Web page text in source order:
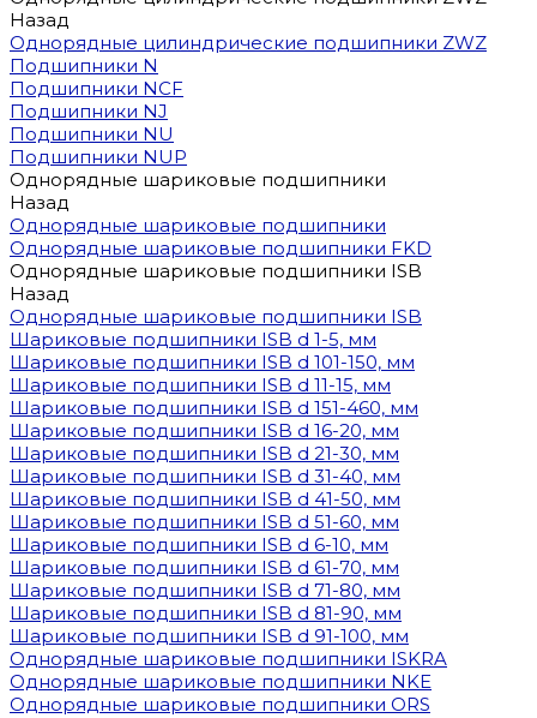
Назад
Однорядные цилиндрические подшипники ZWZ
Подшипники N
Подшипники NCF
Подшипники NJ
Подшипники NU
Подшипники NUP
Однорядные шариковые подшипники
Назад
Однорядные шариковые подшипники
Однорядные шариковые подшипники FKD
Однорядные шариковые подшипники ISB
Назад
Однорядные шариковые подшипники ISB
Шариковые подшипники ISB d 1-5, мм
Шариковые подшипники ISB d 101-150, мм
Шариковые подшипники ISB d 11-15, мм
Шариковые подшипники ISB d 151-460, мм
Шариковые подшипники ISB d 16-20, мм
Шариковые подшипники ISB d 21-30, мм
Шариковые подшипники ISB d 31-40, мм
Шариковые подшипники ISB d 41-50, мм
Шариковые подшипники ISB d 51-60, мм
Шариковые подшипники ISB d 6-10, мм
Шариковые подшипники ISB d 61-70, мм
Шариковые подшипники ISB d 71-80, мм
Шариковые подшипники ISB d 81-90, мм
Шариковые подшипники ISB d 91-100, мм
Однорядные шариковые подшипники ISKRA
Однорядные шариковые подшипники NKE
Однорядные шариковые подшипники ORS